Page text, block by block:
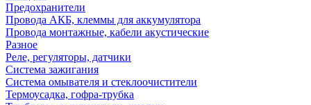
Предохранители
Провода АКБ, клеммы для аккумулятора
Провода монтажные, кабели акустические
Разное
Реле, регуляторы, датчики
Система зажигания
Система омывателя и стеклоочистители
Термоусадка, гофра-трубка